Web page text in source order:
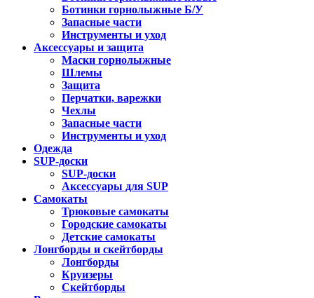
Ботинки горнолыжные Б/У
Запасные части
Инструменты и уход
Аксессуары и защита
Маски горнолыжные
Шлемы
Защита
Перчатки, варежки
Чехлы
Запасные части
Инструменты и уход
Одежда
SUP-доски
SUP-доски
Аксессуары для SUP
Самокаты
Трюковые самокаты
Городские самокаты
Детские самокаты
Лонгборды и скейтборды
Лонгборды
Круизеры
Скейтборды